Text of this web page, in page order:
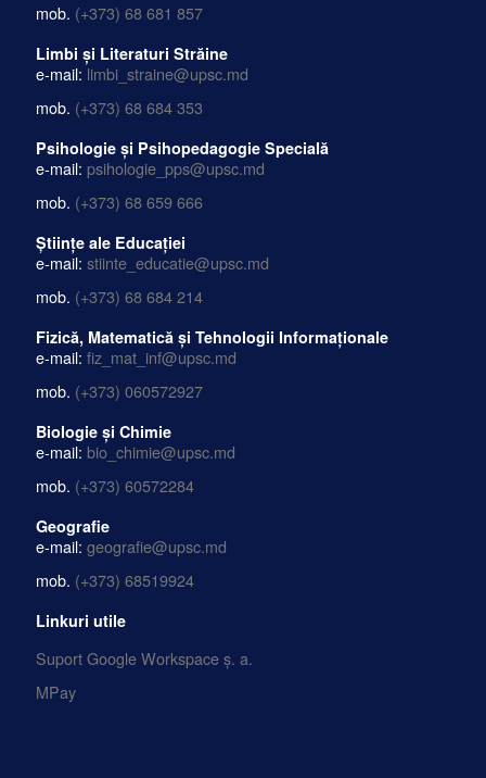
mob. (+373) 68 681 857
Limbi și Literaturi Străine
e-mail: limbi_straine@upsc.md
mob. (+373) 68 684 353
Psihologie și Psihopedagogie Specială
e-mail: psihologie_pps@upsc.md
mob. (+373) 68 659 666
Științe ale Educației
e-mail: stiinte_educatie@upsc.md
mob. (+373) 68 684 214
Fizică, Matematică și Tehnologii Informaționale
e-mail: fiz_mat_inf@upsc.md
mob. (+373) 060572927
Biologie și Chimie
e-mail: bio_chimie@upsc.md
mob. (+373) 60572284
Geografie
e-mail: geografie@upsc.md
mob. (+373) 68519924
Linkuri utile
Suport Google Workspace ș. a.
MPay